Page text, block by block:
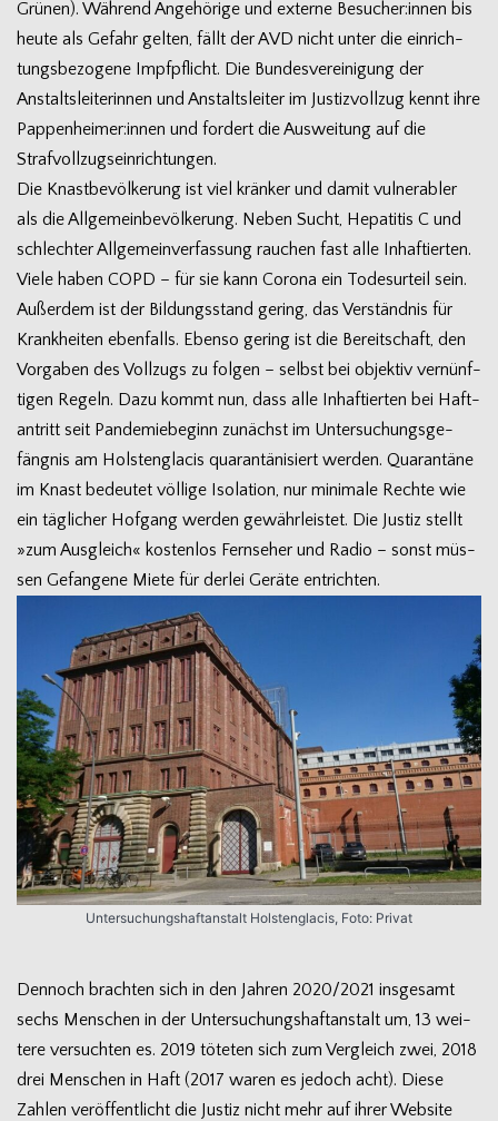
Grü­nen). Wäh­rend Ange­hö­rige und externe Besucher:innen bis
heute als Gefahr gel­ten, fällt der AVD nicht unter die ein­rich­
tungs­be­zo­gene Impf­pflicht. Die Bun­des­ver­ei­ni­gung der
Anstalts­lei­te­rin­nen und Anstalts­lei­ter im Jus­tiz­voll­zug kennt ihre
Pappenheimer:innen und for­dert die Aus­wei­tung auf die
Strafvollzugseinrichtungen.
Die Knast­be­völ­ke­rung ist viel krän­ker und damit vul­nerabler
als die All­ge­mein­be­völ­ke­rung. Neben Sucht, Hepa­ti­tis C und
schlech­ter All­ge­mein­ver­fas­sung rau­chen fast alle Inhaf­tier­ten.
Viele haben COPD – für sie kann Corona ein Todes­ur­teil sein.
Außer­dem ist der Bil­dungs­stand gering, das Ver­ständ­nis für
Krank­hei­ten eben­falls. Ebenso gering ist die Bereit­schaft, den
Vor­ga­ben des Voll­zugs zu fol­gen – selbst bei objek­tiv ver­nünf­
ti­gen Regeln. Dazu kommt nun, dass alle Inhaf­tier­ten bei Haft­
an­tritt seit Pan­de­mie­be­ginn zunächst im Unter­su­chungs­ge­
fäng­nis am Hols­teng­la­cis qua­ran­tä­ni­siert wer­den. Qua­ran­täne
im Knast bedeu­tet völ­lige Iso­la­tion, nur mini­male Rechte wie
ein täg­li­cher Hof­gang wer­den gewähr­leis­tet. Die Jus­tiz stellt
»zum Aus­gleich« kos­ten­los Fern­se­her und Radio – sonst müs­
sen Gefan­gene Miete für der­lei Geräte entrichten.
Unter­su­chungs­haft­an­stalt Hols­teng­la­cis, Foto: Privat
Den­noch brach­ten sich in den Jah­ren 2020/2021 ins­ge­samt
sechs Men­schen in der Unter­su­chungs­haft­an­stalt um, 13 wei­
tere ver­such­ten es. 2019 töte­ten sich zum Ver­gleich zwei, 2018
drei Men­schen in Haft (2017 waren es jedoch acht). Diese
Zah­len ver­öf­fent­licht die Jus­tiz nicht mehr auf ihrer Web­site